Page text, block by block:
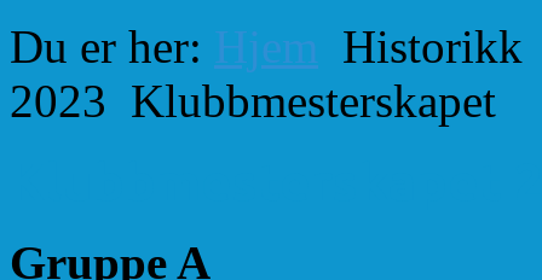
Du er her: Hjem Historikk
2023 Klubbmesterskapet
Gruppe A